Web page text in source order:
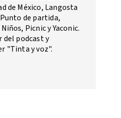
de México, Langosta
de partida,
Picnic y Yaconic.
del podcast y
"Tinta y voz".